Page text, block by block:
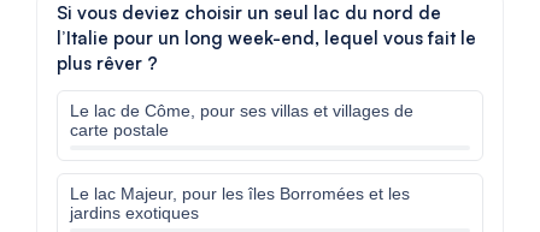
Si vous deviez choisir un seul lac du nord de
l’Italie pour un long week-end, lequel vous fait le
plus rêver ?
Le lac de Côme, pour ses villas et villages de
carte postale
Le lac Majeur, pour les îles Borromées et les
jardins exotiques